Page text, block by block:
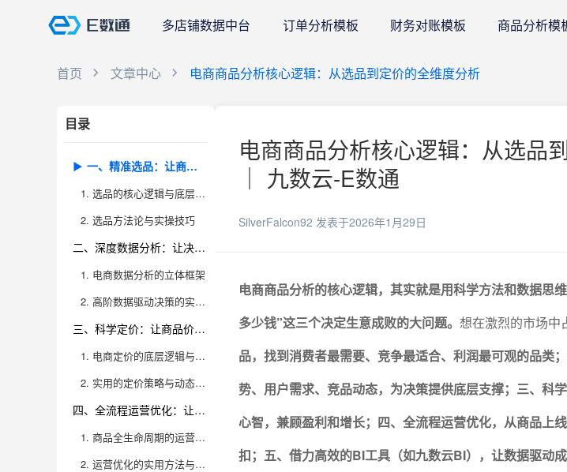
多店铺数据中台 订单分析模板 财务对账模板 商品分析模
首页 文章中心 电商商品分析核心逻辑：从选品到定价的全维度分析
目录
一、精准选品：让商品成为市场“爆点”
1. 选品的核心逻辑与底层思维
2. 选品方法论与实操技巧
二、深度数据分析：让决策不再拍脑袋
1. 电商数据分析的立体框架
2. 高阶数据驱动决策的实战应用
三、科学定价：让商品价值最大化
1. 电商定价的底层逻辑与误区
2. 实用的定价策略与动态调整机制
四、全流程运营优化：让每一个环节都高效
1. 商品全生命周期的运营要点
2. 运营优化的实用方法与案例
电商商品分析核心逻辑：从选品
｜ 九数云-E数通
SilverFalcon92 发表于2026年1月29日
电商商品分析的核心逻辑，其实就是用科学方法和数据思
多少钱”这三个决定生意成败的大问题。 想在激烈的市场中
品，找到消费者最需要、竞争最适合、利润最可观的品类
势、用户需求、竞品动态，为决策提供底层支撑；三、科
心智，兼顾盈利和增长；四、全流程运营优化，从商品上
扣；五、借力高效的BI工具（如九数云BI），让数据驱动